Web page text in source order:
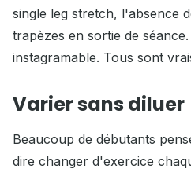
single leg stretch, l'absence
trapèzes en sortie de
instagramable. Tous sont
Varier sans diluer
Beaucoup de débutants
dire changer d'exercice